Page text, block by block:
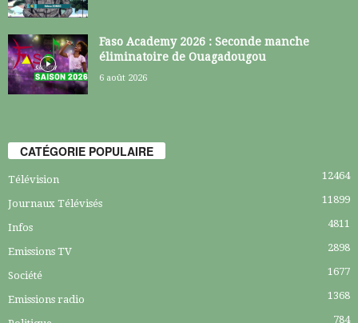
Faso Academy 2026 : Seconde manche
éliminatoire de Ouagadougou
6 août 2026
CATÉGORIE POPULAIRE
Télévision 12464
Journaux Télévisés 11899
Infos 4811
Emissions TV 2898
Société 1677
Emissions radio 1368
784